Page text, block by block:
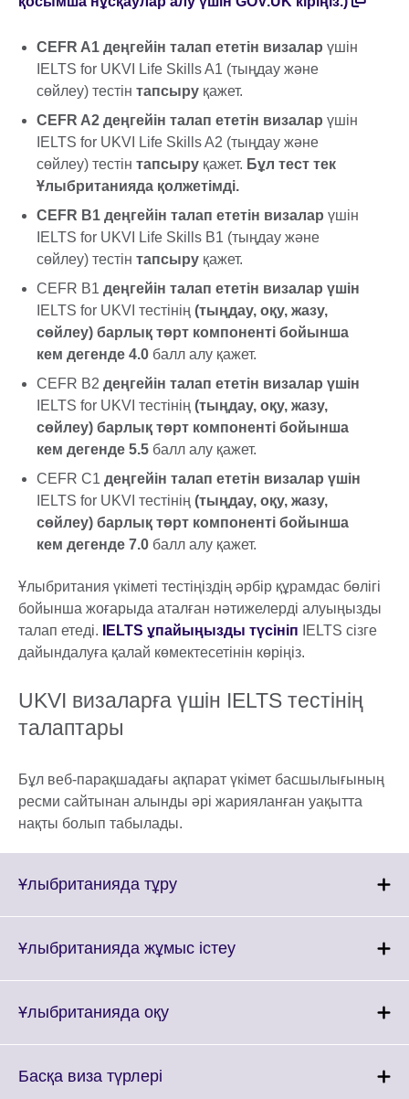
CEFR A1 деңгейін талап ететін визалар үшін
IELTS for UKVI Life Skills A1 (тыңдау және
сөйлеу) тестін тапсыру қажет.
CEFR A2 деңгейін талап ететін визалар үшін
IELTS for UKVI Life Skills A2 (тыңдау және
сөйлеу) тестін тапсыру қажет. Бұл тест тек
Ұлыбританияда қолжетімді.
CEFR B1 деңгейін талап ететін визалар үшін
IELTS for UKVI Life Skills B1 (тыңдау және
сөйлеу) тестін тапсыру қажет.
CEFR B1 деңгейін талап ететін визалар үшін
IELTS for UKVI тестінің (тыңдау, оқу, жазу,
сөйлеу) барлық төрт компоненті бойынша
кем дегенде 4.0 балл алу қажет.
CEFR B2 деңгейін талап ететін визалар үшін
IELTS for UKVI тестінің (тыңдау, оқу, жазу,
сөйлеу) барлық төрт компоненті бойынша
кем дегенде 5.5 балл алу қажет.
CEFR C1 деңгейін талап ететін визалар үшін
IELTS for UKVI тестінің (тыңдау, оқу, жазу,
сөйлеу) барлық төрт компоненті бойынша
кем дегенде 7.0 балл алу қажет.
Ұлыбритания үкіметі тестіңіздің әрбір құрамдас бөлігі
бойынша жоғарыда аталған нәтижелерді алуыңызды
талап етеді.
IELTS ұпайыңызды түсініп IELTS сізге
дайындалуға қалай көмектесетінін көріңіз.
UKVI визаларға үшін IELTS тестінің
талаптары
Бұл веб-парақшадағы ақпарат үкімет басшылығының
ресми сайтынан алынды әрі жарияланған уақытта
нақты болып табылады.
Ұлыбританияда тұруClick
More
Ұлыбританияда жұмыс істеуClick
Ұлыбританияда оқуClick
Басқа виза түрлері